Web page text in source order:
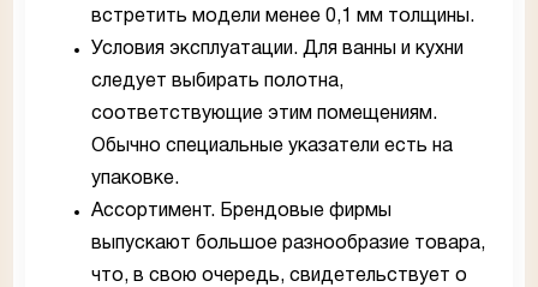
встретить модели менее 0,1 мм толщины.
Условия эксплуатации. Для ванны и кухни
следует выбирать полотна,
соответствующие этим помещениям.
Обычно специальные указатели есть на
упаковке.
Ассортимент. Брендовые фирмы
выпускают большое разнообразие товара,
что, в свою очередь, свидетельствует о